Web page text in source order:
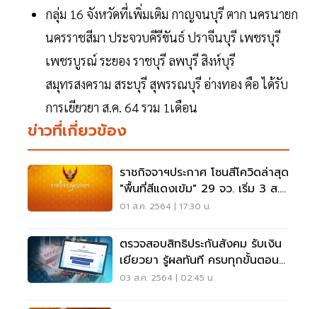
กลุ่ม 16 จังหวัดที่เพิ่มเติม กาญจนบุรี ตาก นครนายก
นครราชสีมา ประจวบคีรีขันธ์ ปราจีนบุรี เพชรบุรี
เพชรบูรณ์ ระยอง ราชบุรี ลพบุรี สิงห์บุรี
สมุทรสงคราม สระบุรี สุพรรณบุรี อ่างทอง คือ ได้รับ
การเยียวยา ส.ค. 64 รวม 1เดือน
ข่าวที่เกี่ยวข้อง
ราชกิจจาฯประกาศ โซนสีโควิดล่าสุด
"พื้นที่สีแดงเข้ม" 29 จว. เริ่ม 3 ส.ค.
นี้
01 ส.ค. 2564 | 17:30 น.
ตรวจสอบสิทธิประกันสังคม​ รับเงิน
เยียวยา​ รู้ผลทันที ครบทุกขั้นตอนที่
นี่
03 ส.ค. 2564 | 02:45 น.